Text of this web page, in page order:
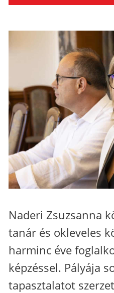
Naderi Zsuzsanna
tanár és okleveles
harminc éve
képzéssel. Pályája
tapasztalatot